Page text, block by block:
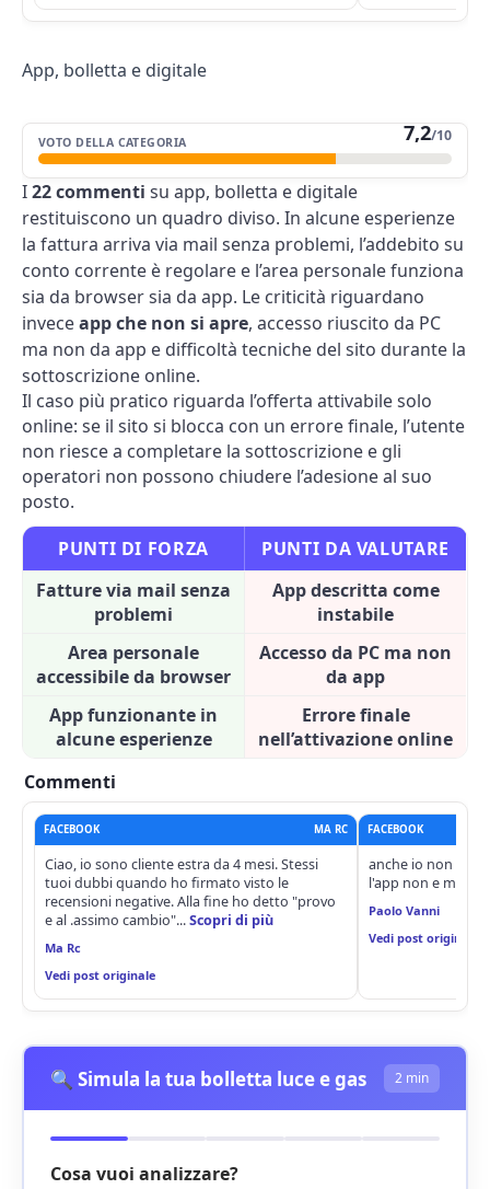
App, bolletta e digitale
VOTO DELLA CATEGORIA 7,2/10
I22 commenti su app, bolletta e digitale
restituiscono un quadro diviso. In alcune esperienze
la fattura arriva via mail senza problemi, l’addebito su
conto corrente è regolare e l’area personale funziona
sia da browser sia da app. Le criticità riguardano
inveceapp che non si apre, accesso riuscito da PC
ma non da app e difficoltà tecniche del sito durante la
sottoscrizione online.
Il caso più pratico riguarda l’offerta attivabile solo
online: se il sito si blocca con un errore finale, l’utente
non riesce a completare la sottoscrizione e gli
operatori non possono chiudere l’adesione al suo
posto.
PUNTI DI FORZA
PUNTI DA VALUTARE
Fatture via mail senza
problemi
App descritta come
instabile
Area personale
accessibile da browser
Accesso da PC ma non
da app
App funzionante in
alcune esperienze
Errore finale
nell’attivazione online
Commenti
FACEBOOK MA RC
Ciao, io sono cliente estra da 4 mesi. Stessi
tuoi dubbi quando ho firmato visto le
recensioni negative. Alla fine ho detto "provo
e al .assimo cambio"...Scopri di più
Ma Rc
Vedi post originale
FACEBOOK
anche io non mi
l'app non e mai
Paolo Vanni
Vedi post originale
🔍 Simula la tua bolletta luce e gas 2 min
Cosa vuoi analizzare?